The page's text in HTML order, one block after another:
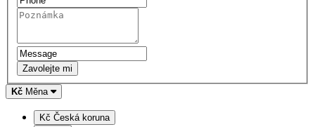
Zavolejte mi
Kč Měna
Kč Česká koruna